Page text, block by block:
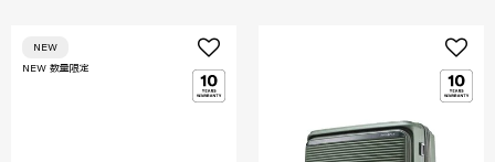
NEW 数量限定
NEW